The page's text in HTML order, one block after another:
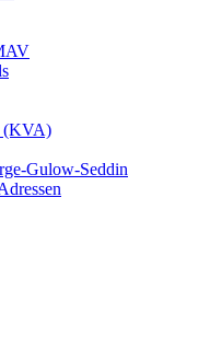
(KVA)
Gulow-Seddin